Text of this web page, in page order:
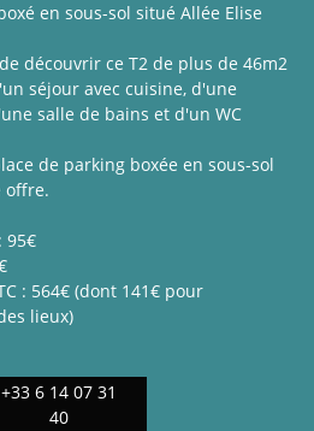
en sous-sol situé Allée Elise
découvrir ce T2 de plus de 46m2
séjour avec cuisine, d'une
salle de bains et d'un WC
de parking boxée en sous-sol
offre.
95€
: 564€ (dont 141€ pour
lieux)
+33 6 14 07 31
40